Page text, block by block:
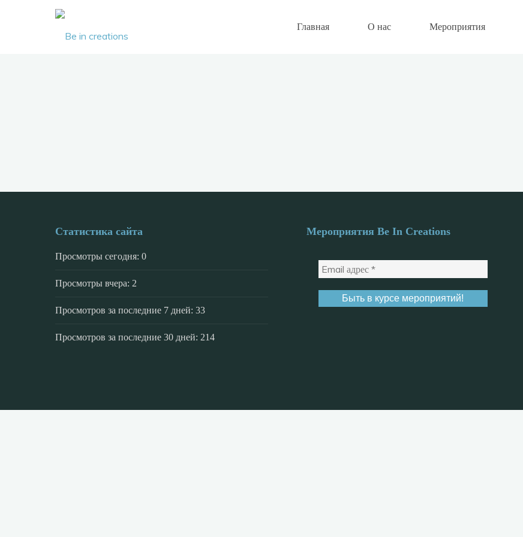
Главная О нас Мероприятия
Статистика сайта
Просмотры сегодня: 0
Просмотры вчера: 2
Просмотров за последние 7 дней: 33
Просмотров за последние 30 дней: 214
Мероприятия Be In Creations